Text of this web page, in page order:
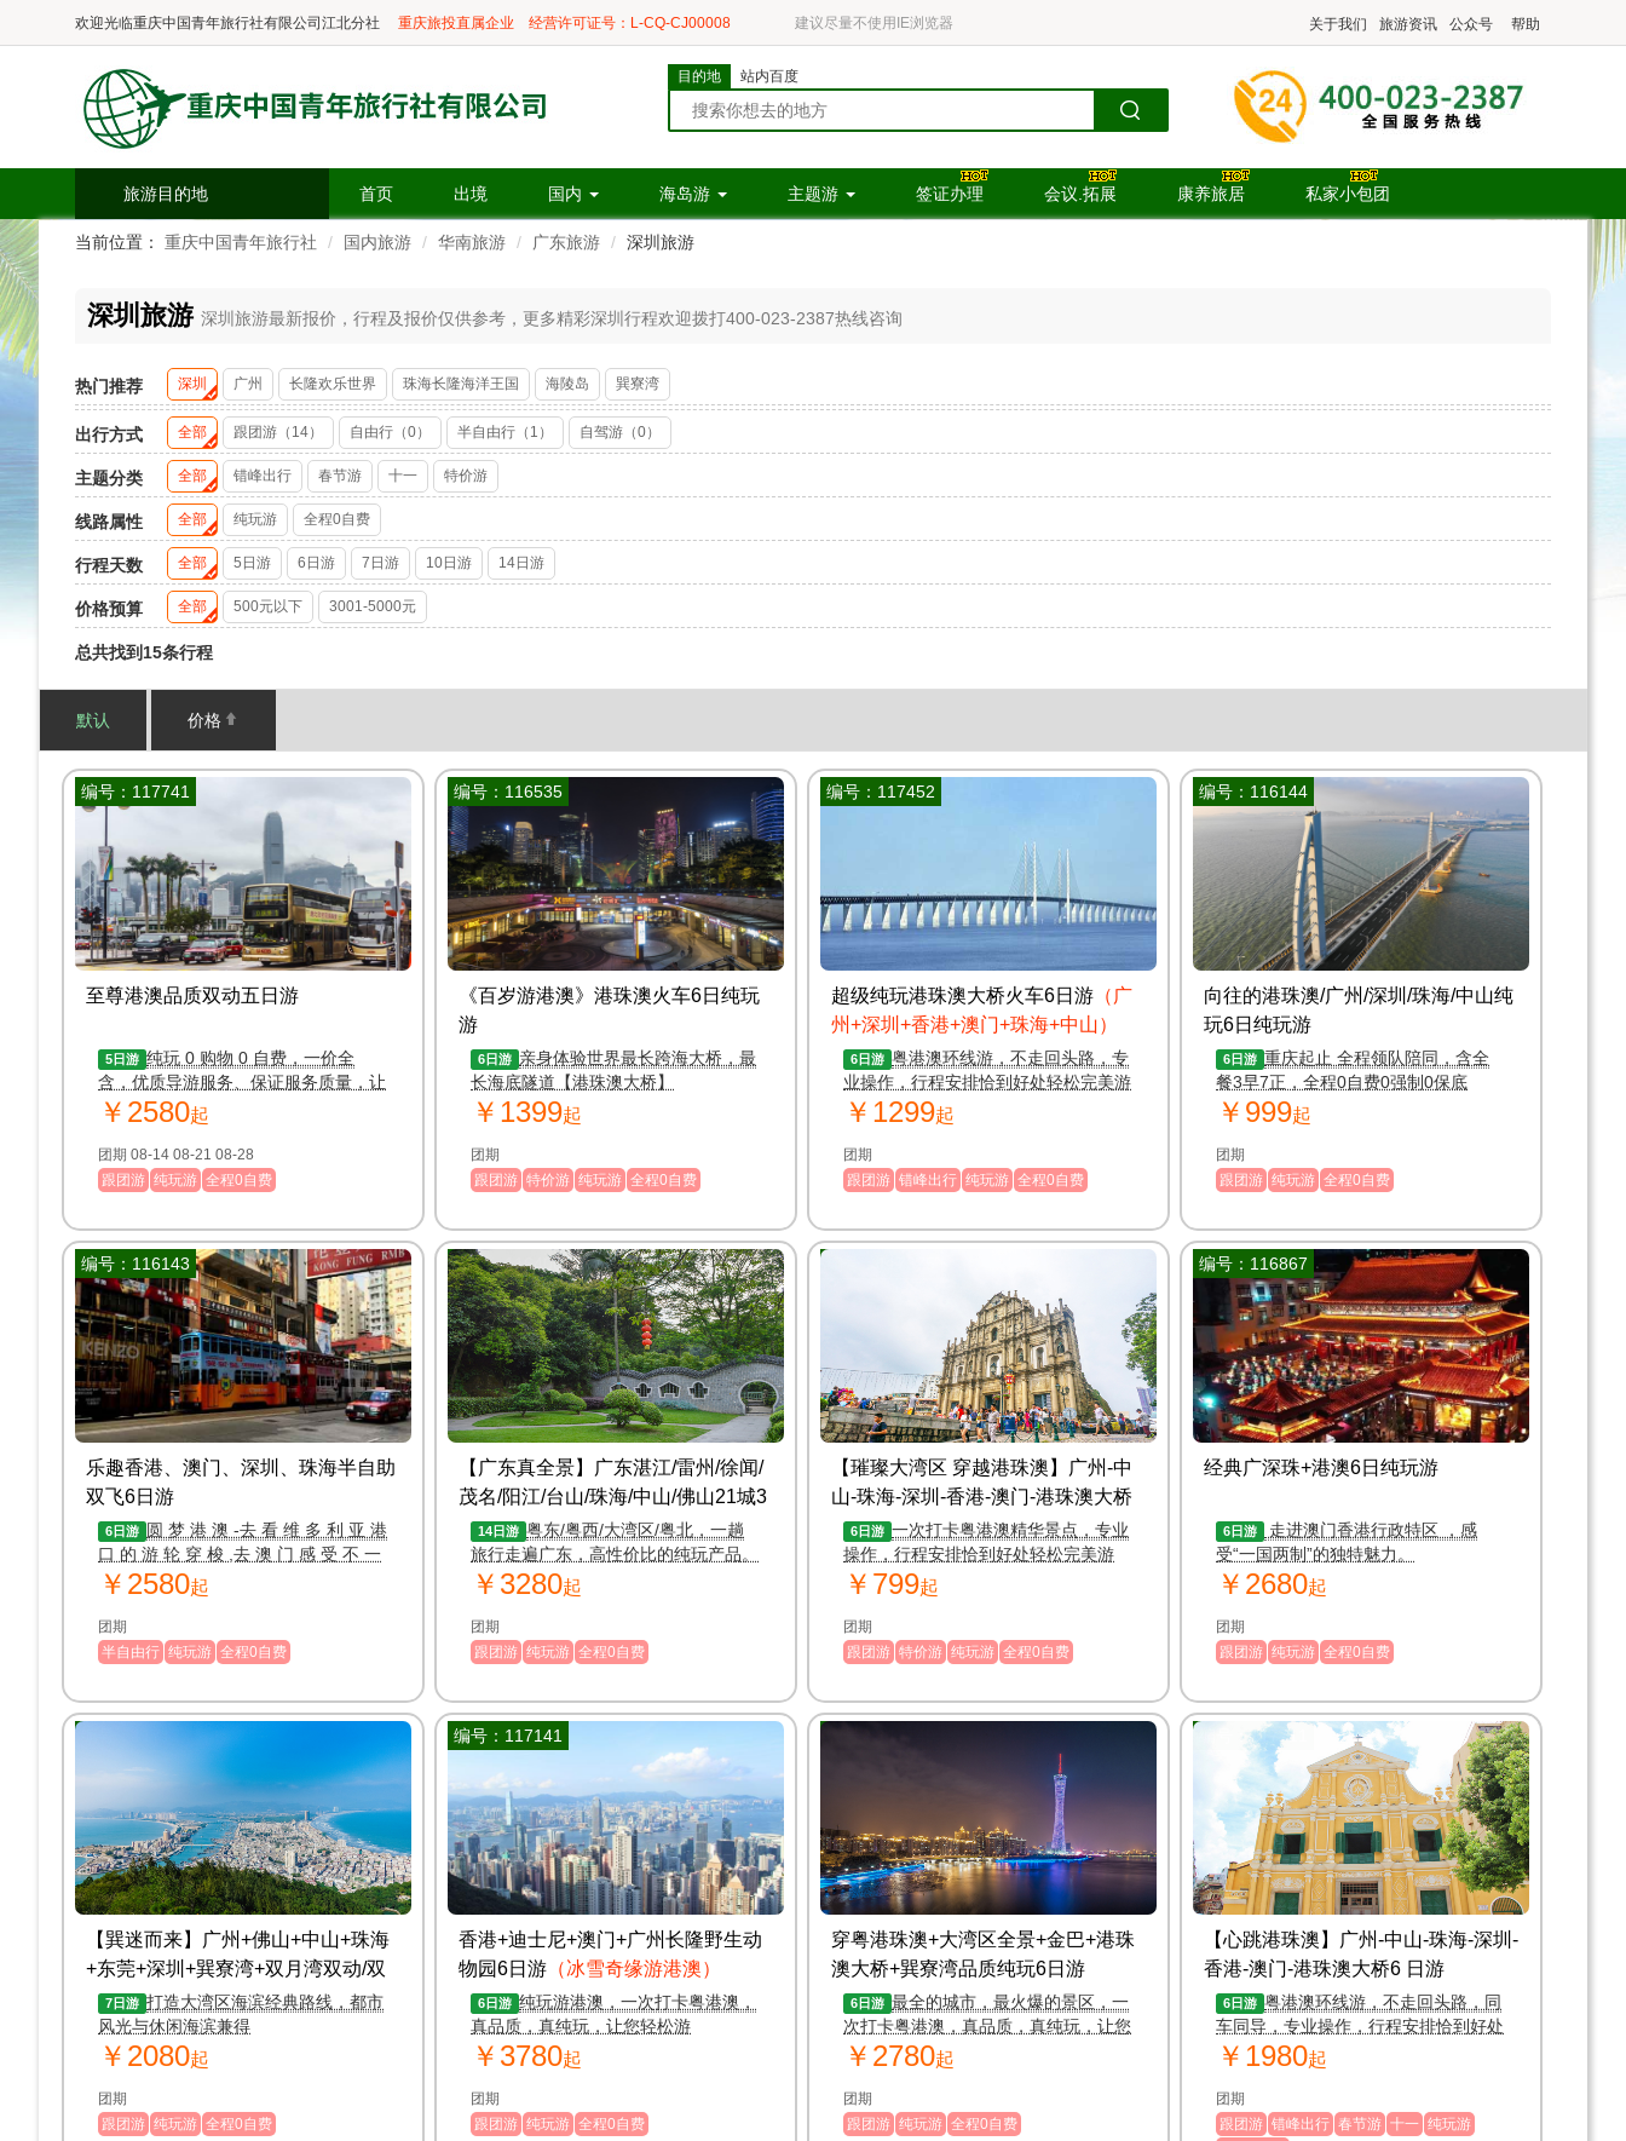
欢迎光临重庆中国青年旅行社有限公司江北分社 重庆旅投直属企业 经营许可证号：L-CQ-CJ00008 建议尽量不使用IE浏览器 关于我们 旅游资讯 公众号 帮助
目的地 站内百度
旅游目的地 首页 出境 国内 海岛游 主题游 签证办理 会议.拓展 康养旅居 私家小包团
当前位置： 重庆中国青年旅行社 国内旅游 华南旅游 广东旅游 深圳旅游
深圳旅游 深圳旅游最新报价，行程及报价仅供参考，更多精彩深圳行程欢迎拨打400-023-2387热线咨询
热门推荐 深圳 广州 长隆欢乐世界 珠海长隆海洋王国 海陵岛 巽寮湾
出行方式 全部 跟团游（14） 自由行（0） 半自由行（1） 自驾游（0）
主题分类 全部 错峰出行 春节游 十一 特价游
线路属性 全部 纯玩游 全程0自费
行程天数 全部 5日游 6日游 7日游 10日游 14日游
价格预算 全部 500元以下 3001-5000元
总共找到15条行程
默认 价格
编号：117741
至尊港澳品质双动五日游
5日游 纯玩 0 购物 0 自费，一价全
含，优质导游服务、保证服务质量，让
您旅途更舒心
￥2580起
团期 08-14 08-21 08-28
跟团游 纯玩游 全程0自费
编号：116535
《百岁游港澳》港珠澳火车6日纯玩
游
6日游 亲身体验世界最长跨海大桥，最
长海底隧道【港珠澳大桥】
￥1399起
团期
跟团游 特价游 纯玩游 全程0自费
编号：117452
超级纯玩港珠澳大桥火车6日游 （广
州+深圳+香港+澳门+珠海+中山）
6日游 粤港澳环线游，不走回头路，专
业操作，行程安排恰到好处轻松完美游
￥1299起
团期
跟团游 错峰出行 纯玩游 全程0自费
编号：116144
向往的港珠澳/广州/深圳/珠海/中山纯
玩6日纯玩游
6日游 重庆起止 全程领队陪同，含全
餐3早7正，全程0自费0强制0保底
￥999起
团期
跟团游 纯玩游 全程0自费
编号：116143
乐趣香港、澳门、深圳、珠海半自助
双飞6日游
6日游 圆 梦 港 澳 -去 看 维 多 利 亚 港
口 的 游 轮 穿 梭 ,去 澳 门 感 受 不 一
样 葡 式 风 情 ,一 半 烟 火 一 半 纸 醉
￥2580起
团期
半自由行 纯玩游 全程0自费
编号：116400
【广东真全景】广东湛江/雷州/徐闻/
茂名/阳江/台山/珠海/中山/佛山21城3
湾2岛14天纯玩游
14日游 粤东/粤西/大湾区/粤北，一趟
旅行走遍广东，高性价比的纯玩产品。
￥3280起
团期
跟团游 纯玩游 全程0自费
【璀璨大湾区 穿越港珠澳】广州-中
山-珠海-深圳-香港-澳门-港珠澳大桥
纯玩双卧 6 日游
6日游 一次打卡粤港澳精华景点，专业
操作，行程安排恰到好处轻松完美游
￥799起
团期
跟团游 特价游 纯玩游 全程0自费
编号：116867
经典广深珠+港澳6日纯玩游
6日游
走进澳门香港行政特区 ，感
受“一国两制”的独特魅力。
￥2680起
团期
跟团游 纯玩游 全程0自费
【巽迷而来】广州+佛山+中山+珠海
+东莞+深圳+巽寮湾+双月湾双动/双
卧7日纯玩游
7日游 打造大湾区海滨经典路线，都市
风光与休闲海滨兼得
￥2080起
团期
跟团游 纯玩游 全程0自费
编号：117141
香港+迪士尼+澳门+广州长隆野生动
物园6日游 （冰雪奇缘游港澳）
6日游 纯玩游港澳，一次打卡粤港澳，
真品质，真纯玩，让您轻松游
￥3780起
团期
跟团游 纯玩游 全程0自费
编号：117149
穿粤港珠澳+大湾区全景+金巴+港珠
澳大桥+巽寮湾品质纯玩6日游
6日游 最全的城市，最火爆的景区，一
次打卡粤港澳，真品质，真纯玩，让您
轻松游
￥2780起
团期
跟团游 纯玩游 全程0自费
编号：117711
【心跳港珠澳】广州-中山-珠海-深圳-
香港-澳门-港珠澳大桥6 日游
6日游 粤港澳环线游，不走回头路，同
车同导，专业操作，行程安排恰到好处
轻松完美游
￥1980起
团期
跟团游 错峰出行 春节游 十一 纯玩游